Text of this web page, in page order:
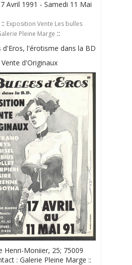
Avril 1991 - Samedi 11 Mai
Exposition Vente Les bulles
Pleine Marge ::
d'Eros, l'érotisme dans la BD
d'Originaux
Henri-Moniier, 25; 75009
: Galerie Pleine Marge ::